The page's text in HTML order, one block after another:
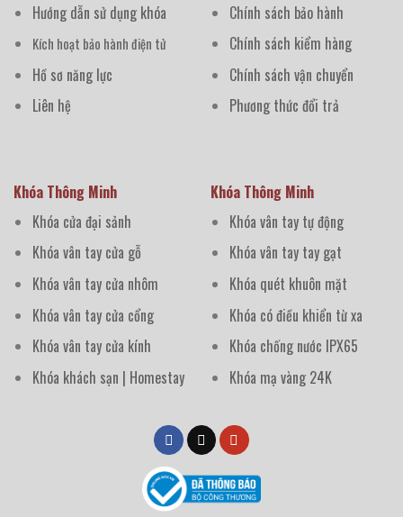
Hướng dẫn sử dụng khóa
Kích hoạt bảo hành điện tử
Hồ sơ năng lực
Liên hệ
Chính sách bảo hành
Chính sách kiểm hàng
Chính sách vận chuyển
Phương thức đổi trả
Khóa Thông Minh
Khóa cửa đại sảnh
Khóa vân tay cửa gỗ
Khóa vân tay cửa nhôm
Khóa vân tay cửa cổng
Khóa vân tay cửa kính
Khóa khách sạn | Homestay
Khóa Thông Minh
Khóa vân tay tự động
Khóa vân tay tay gạt
Khóa quét khuôn mặt
Khóa có điều khiển từ xa
Khóa chống nước IPX65
Khóa mạ vàng 24K